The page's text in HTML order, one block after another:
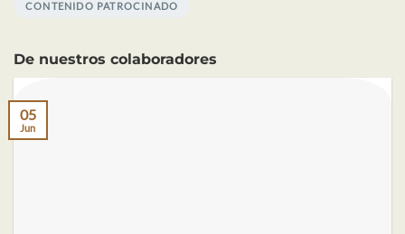
CONTENIDO PATROCINADO
De nuestros colaboradores
05
Jun